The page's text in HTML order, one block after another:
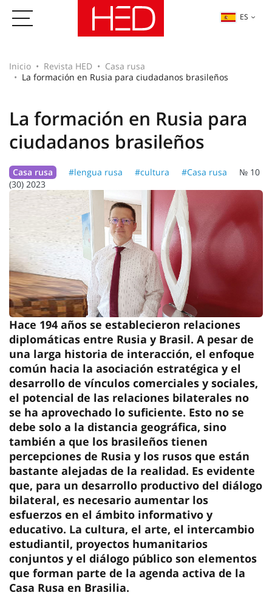
ES
Inicio Revista HED
Casa rusa
La formación en Rusia para ciudadanos brasileños
La formación en Rusia para
ciudadanos brasileños
Casa rusa #lengua rusa #cultura #Casa rusa
№ 10
(30) 2023
Hace 194 años se establecieron relaciones
diplomáticas entre Rusia y Brasil. A pesar de
una larga historia de interacción, el enfoque
común hacia la asociación estratégica y el
desarrollo de vínculos comerciales y sociales,
el potencial de las relaciones bilaterales no
se ha aprovechado lo suficiente. Esto no se
debe solo a la distancia geográfica, sino
también a que los brasileños tienen
percepciones de Rusia y los rusos que están
bastante alejadas de la realidad. Es evidente
que, para un desarrollo productivo del diálogo
bilateral, es necesario aumentar los
esfuerzos en el ámbito informativo y
educativo. La cultura, el arte, el intercambio
estudiantil, proyectos humanitarios
conjuntos y el diálogo público son elementos
que forman parte de la agenda activa de la
Casa Rusa en Brasilia.